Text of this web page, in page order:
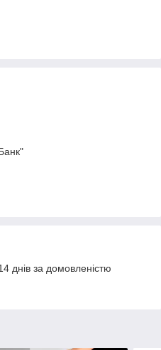
днів за домовленістю